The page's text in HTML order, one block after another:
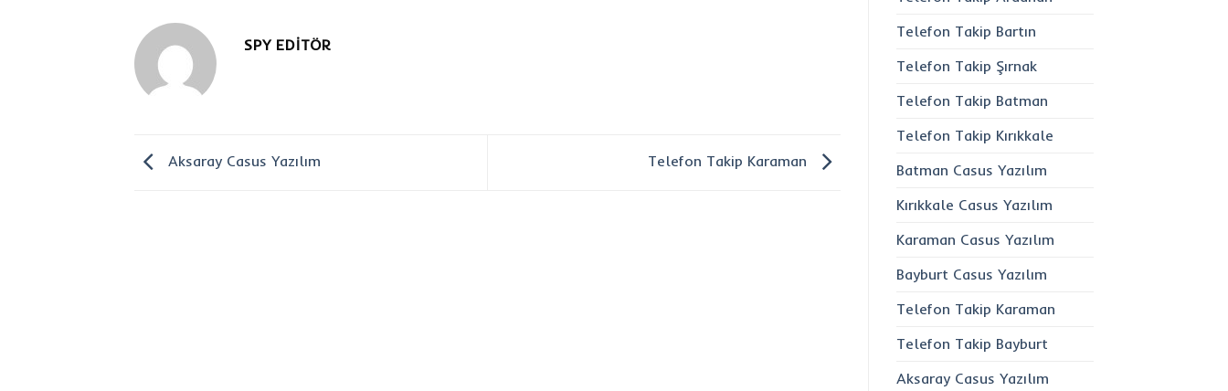
SPY EDITÖR
Aksaray Casus Yazılım Telefon Takip Karaman
Telefon Takip Bartın
Telefon Takip Şırnak
Telefon Takip Batman
Telefon Takip Kırıkkale
Batman Casus Yazılım
Kırıkkale Casus Yazılım
Karaman Casus Yazılım
Bayburt Casus Yazılım
Telefon Takip Karaman
Telefon Takip Bayburt
Aksaray Casus Yazılım